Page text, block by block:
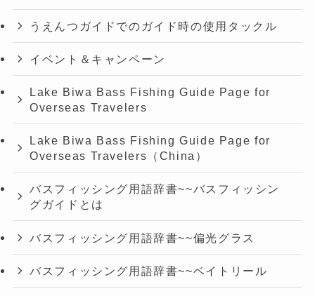
うえんつガイドでのガイド時の使用タックル
イベント＆キャンペーン
Lake Biwa Bass Fishing Guide Page for
Overseas Travelers
Lake Biwa Bass Fishing Guide Page for
Overseas Travelers（China）
バスフィッシング用語辞書~~バスフィッシン
グガイドとは
バスフィッシング用語辞書~~偏光グラス
バスフィッシング用語辞書~~ベイトリール